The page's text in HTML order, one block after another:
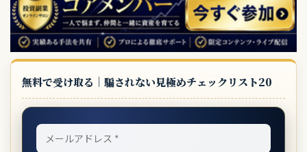
無料で受け取る｜騙されない見極めチェックリスト20